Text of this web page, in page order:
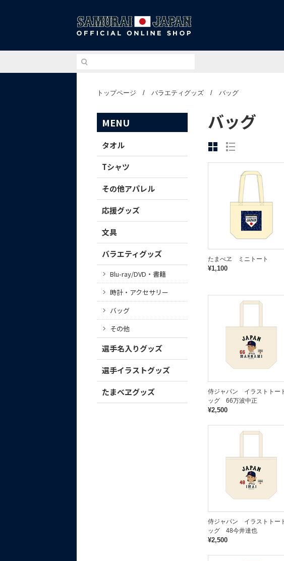
侍ジャパン
トップページ / バラエティグッズ / バッグ
MENU
タオル
Tシャツ
その他アパレル
応援グッズ
文具
バラエティグッズ
Blu-ray/DVD・書籍
時計・アクセサリー
バッグ
その他
選手名入りグッズ
選手イラストグッズ
たまべヱグッズ
バッグ
たまべヱ ミニトート
¥1,100
侍ジャパン イラストトー
ッグ 66万波中正
¥2,500
侍ジャパン イラストトー
ッグ 48今井達也
¥2,500